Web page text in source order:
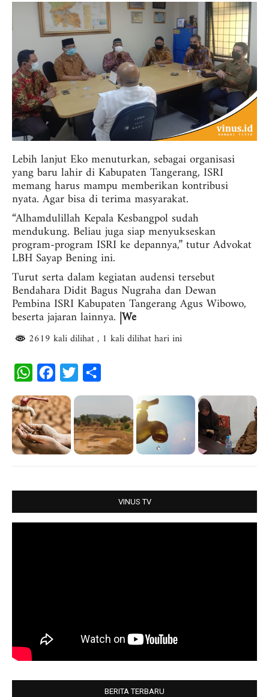
Lebih lanjut Eko menuturkan, sebagai organisasi
yang baru lahir di Kabupaten Tangerang, ISRI
memang harus mampu memberikan kontribusi
nyata. Agar bisa di terima masyarakat.
“Alhamdulillah Kepala Kesbangpol sudah
mendukung. Beliau juga siap menyukseskan
program-program ISRI ke depannya,” tutur Advokat
LBH Sayap Bening ini.
Turut serta dalam kegiatan audensi tersebut
Bendahara Didit Bagus Nugraha dan Dewan
Pembina ISRI Kabupaten Tangerang Agus Wibowo,
beserta jajaran lainnya. |We
2619 kali dilihat, 1 kali dilihat hari ini
W
a
t
s
c
e
b
t
t
r
e
VINUS TV
BERITA TERBARU